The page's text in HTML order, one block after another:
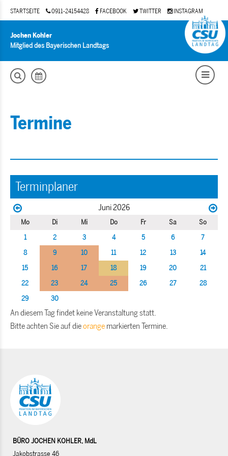
STARTSEITE 0911-24154428 FACEBOOK TWITTER INSTAGRAM
Jochen Kohler
Mitglied des Bayerischen Landtags
Termine
Terminplaner
Juni 2026
Mo Di Mi Do Fr Sa
So
1
2 3 4 5 6
7
8
9 10 11 12 13
14
15
16 17 18 19 20
21
22
23 24 25 26 27
28
29
30
An diesem Tag findet keine Veranstaltung statt.
Bitte achten Sie auf dieorange markierten Termine.
BÜRO JOCHEN KOHLER, MdL
Jakobstrasse 46